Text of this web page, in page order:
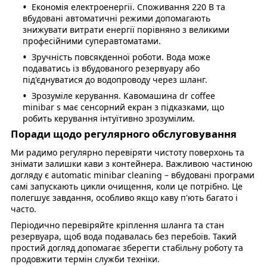
Економія електроенергії. Споживання 220 В та
вбудовані автоматичні режими допомагають
знижувати витрати енергії порівняно з великими
професійними суперавтоматами.
Зручність повсякденної роботи. Вода може
подаватись із вбудованого резервуару або
під'єднуватися до водопроводу через шланг.
Зрозуміле керування. Кавомашина dr coffee
minibar s має сенсорний екран з підказками, що
робить керування інтуїтивно зрозумілим.
Поради щодо регулярного обслуговування
Ми радимо регулярно перевіряти чистоту поверхонь та
знімати залишки кави з контейнера. Важливою частиною
догляду є automatic minibar cleaning – вбудовані програми
самі запускають цикли очищення, коли це потрібно. Це
полегшує завдання, особливо якщо каву п'ють багато і
часто.
Періодично перевіряйте кріплення шланга та стан
резервуара, щоб вода подавалась без перебоїв. Такий
простий догляд допомагає зберегти стабільну роботу та
продовжити термін служби техніки.